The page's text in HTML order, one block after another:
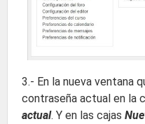
3.- En la nueva ventana
contraseña actual en la
actual. Y en las cajas